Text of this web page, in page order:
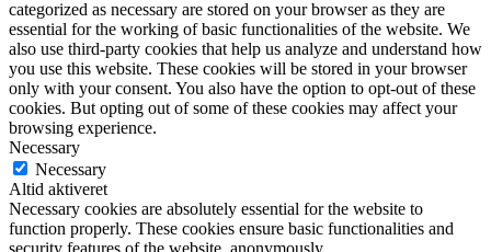
categorized as necessary are stored on your browser as they are
essential for the working of basic functionalities of the website. We
also use third-party cookies that help us analyze and understand how
you use this website. These cookies will be stored in your browser
only with your consent. You also have the option to opt-out of these
cookies. But opting out of some of these cookies may affect your
browsing experience.
Necessary
Necessary
Altid aktiveret
Necessary cookies are absolutely essential for the website to
function properly. These cookies ensure basic functionalities and